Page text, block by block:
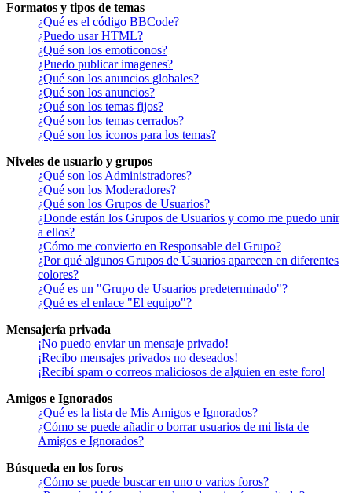
Formatos y tipos de temas
¿Qué es el código BBCode?
¿Puedo usar HTML?
¿Qué son los emoticonos?
¿Puedo publicar imagenes?
¿Qué son los anuncios globales?
¿Qué son los anuncios?
¿Qué son los temas fijos?
¿Qué son los temas cerrados?
¿Qué son los iconos para los temas?
Niveles de usuario y grupos
¿Qué son los Administradores?
¿Qué son los Moderadores?
¿Qué son los Grupos de Usuarios?
¿Donde están los Grupos de Usuarios y como me puedo unir
a ellos?
¿Cómo me convierto en Responsable del Grupo?
¿Por qué algunos Grupos de Usuarios aparecen en diferentes
colores?
¿Qué es un "Grupo de Usuarios predeterminado"?
¿Qué es el enlace "El equipo"?
Mensajería privada
¡No puedo enviar un mensaje privado!
¡Recibo mensajes privados no deseados!
¡Recibí spam o correos maliciosos de alguien en este foro!
Amigos e Ignorados
¿Qué es la lista de Mis Amigos e Ignorados?
¿Cómo se puede añadir o borrar usuarios de mi lista de
Amigos e Ignorados?
Búsqueda en los foros
¿Cómo se puede buscar en uno o varios foros?